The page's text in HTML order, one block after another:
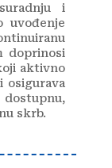
i
uvođenje
doprinosi
aktivno
osigurava
skrb.